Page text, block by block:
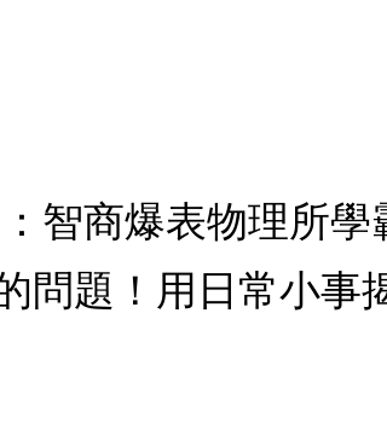
智商爆表物理所學
問題！用日常小事